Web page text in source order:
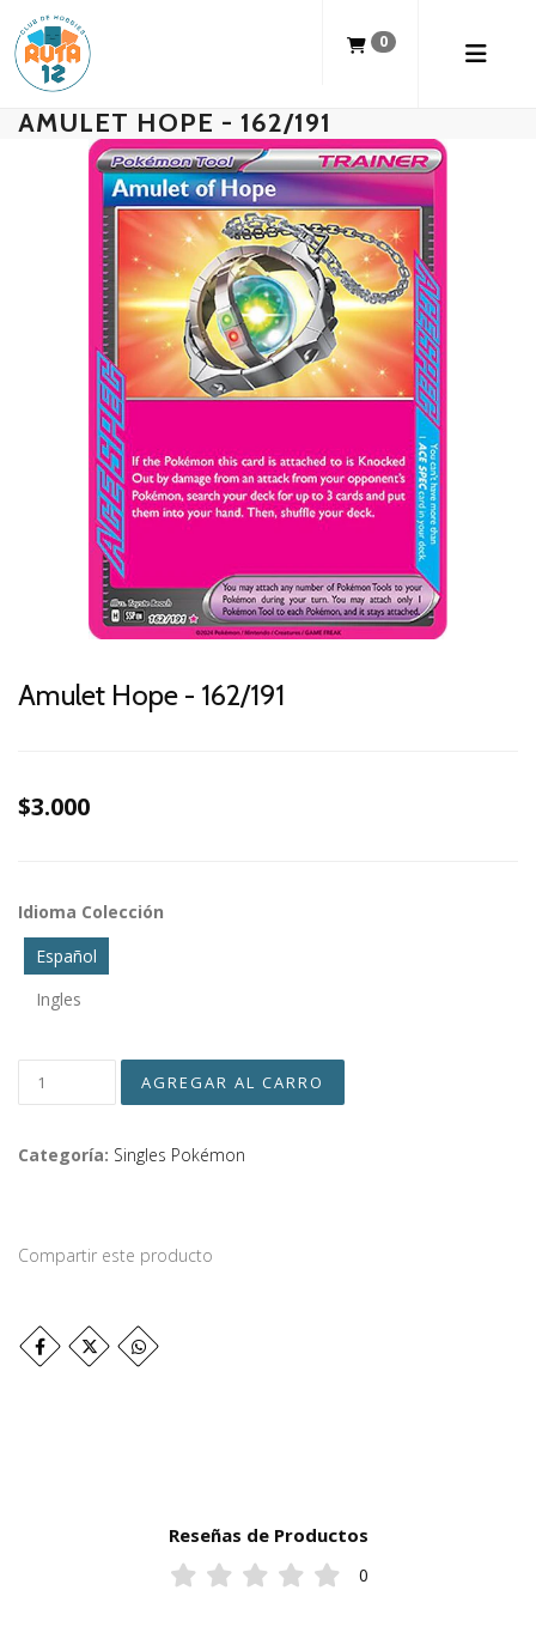
0
AMULET HOPE - 162/191
Amulet Hope - 162/191
$3.000
Idioma Colección
Español
Ingles
Categoría: Singles Pokémon
Compartir este producto
Reseñas de Productos
0